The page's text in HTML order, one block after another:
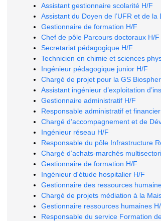
Assistant gestionnaire scolarité H/F
Assistant du Doyen de l’UFR et de
Gestionnaire de formation H/F
Chef de pôle Parcours doctoraux H/F
Secretariat pédagogique H/F
Technicien en chimie et sciences
Ingénieur pédagogique junior H/F
Chargé de projet pour la GS
Assistant ingénieur d’exploitation
Gestionnaire administratif H/F
Responsable administratif et
Chargé d’accompagnement et de
Ingénieur réseau H/F
Responsable du pôle Infrastructure
Chargé d’achats-marchés
Gestionnaire de formation H/F
Ingénieur d'étude hospitalier H/F
Gestionnaire des ressources
Chargé de projets médiation à la
Gestionnaire ressources humaines
Responsable du service Formation